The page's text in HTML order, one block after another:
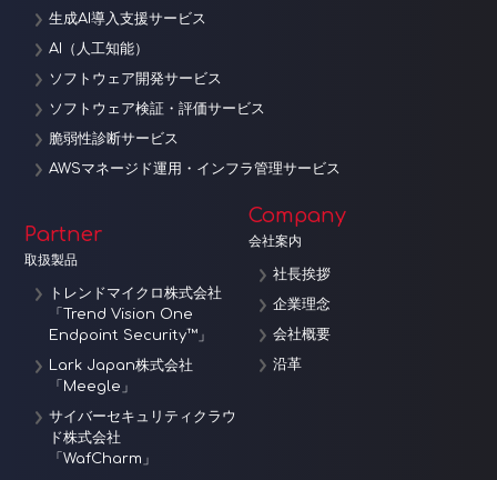
生成AI導入支援サービス
AI（人工知能）
ソフトウェア開発サービス
ソフトウェア検証・評価サービス
脆弱性診断サービス
AWSマネージド運用・インフラ管理サービス
Partner
取扱製品
トレンドマイクロ株式会社
「Trend Vision One
Endpoint Security™」
Lark Japan株式会社
「Meegle」
サイバーセキュリティクラウ
ド株式会社
「WafCharm」
Company
会社案内
社長挨拶
企業理念
会社概要
沿革